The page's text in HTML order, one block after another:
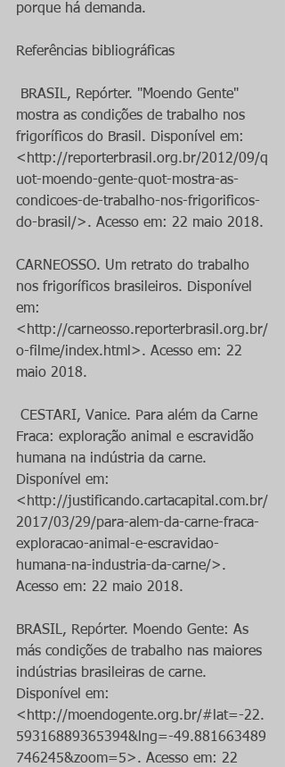
porque há demanda.
Referências bibliográficas
mostra as condições de trabalho nos
frigoríficos do Brasil. Disponível em:
<http://reporterbrasil.org.br/2012/09/q
uot-moendo-gente-quot-mostra-as-
condicoes-de-trabalho-nos-frigorificos-
do-brasil/>. Acesso em: 22 maio 2018.
CARNEOSSO. Um retrato do trabalho
nos frigoríficos brasileiros. Disponível
em:
<http://carneosso.reporterbrasil.org.br/
o-filme/index.html>. Acesso em: 22
maio 2018.
Fraca: exploração animal e escravidão
humana na indústria da carne.
Disponível em:
<http://justificando.cartacapital.com.br/
2017/03/29/para-alem-da-carne-fraca-
exploracao-animal-e-escravidao-
humana-na-industria-da-carne/>.
Acesso em: 22 maio 2018.
BRASIL, Repórter. Moendo Gente: As
más condições de trabalho nas maiores
indústrias brasileiras de carne.
Disponível em:
<http://moendogente.org.br/#lat=-22.
59316889365394&lng=-49.881663489
746245&zoom=5>. Acesso em: 22